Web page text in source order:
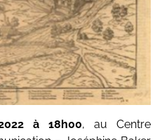
géographique
à 18h00, au Centre